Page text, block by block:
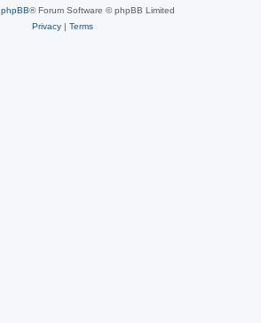
phpBB® Forum Software © phpBB Limited
Privacy| Terms